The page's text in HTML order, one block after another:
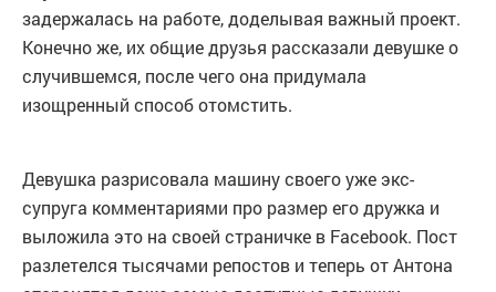
задержалась на работе, доделывая важный проект.
Конечно же, их общие друзья рассказали девушке о
случившемся, после чего она придумала
изощренный способ отомстить.
Девушка разрисовала машину своего уже экс-
супруга комментариями про размер его дружка и
выложила это на своей страничке в Facebook. Пост
разлетелся тысячами репостов и теперь от Антона